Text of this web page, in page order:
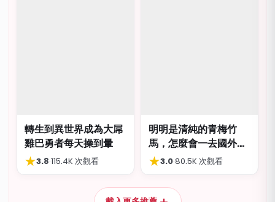
轉生到異世界成為大屌
雞巴勇者每天操到暈
★3.8·115.4K 次觀看
明明是清純的青梅竹
馬，怎麼會一去國外留
學就到處品嚐國際雞
巴…
★3.0·80.5K 次觀看